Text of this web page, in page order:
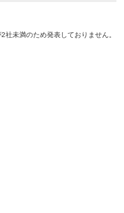
未満のため発表しておりません。